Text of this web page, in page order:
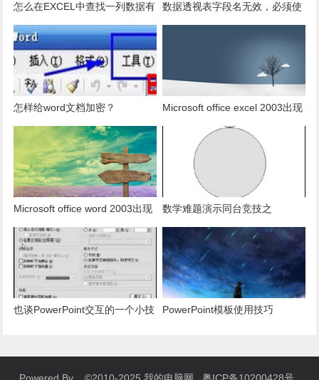
怎么在EXCEL中查找一列数据有
多少是重复的？
数据透视表字段名无效，必须使
怎样给word文档加密？
Microsoft office excel 2003出现
发送错误报告怎么办？
Microsoft office word 2003出现
发送错误报告怎么办？
数学难题演示同台竞技之
PowerPoint篇
也谈PowerPoint交互的一个小技
PowerPoint模板使用技巧